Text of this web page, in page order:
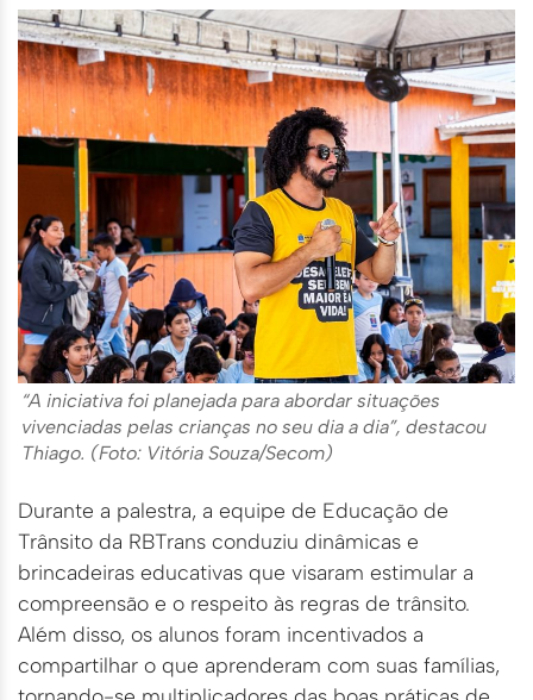
“A iniciativa foi planejada para abordar situações
vivenciadas pelas crianças no seu dia a dia”, destacou
Thiago. (Foto: Vitória Souza/Secom)
Durante a palestra, a equipe de Educação de
Trânsito da RBTrans conduziu dinâmicas e
brincadeiras educativas que visaram estimular a
compreensão e o respeito às regras de trânsito.
Além disso, os alunos foram incentivados a
compartilhar o que aprenderam com suas famílias,